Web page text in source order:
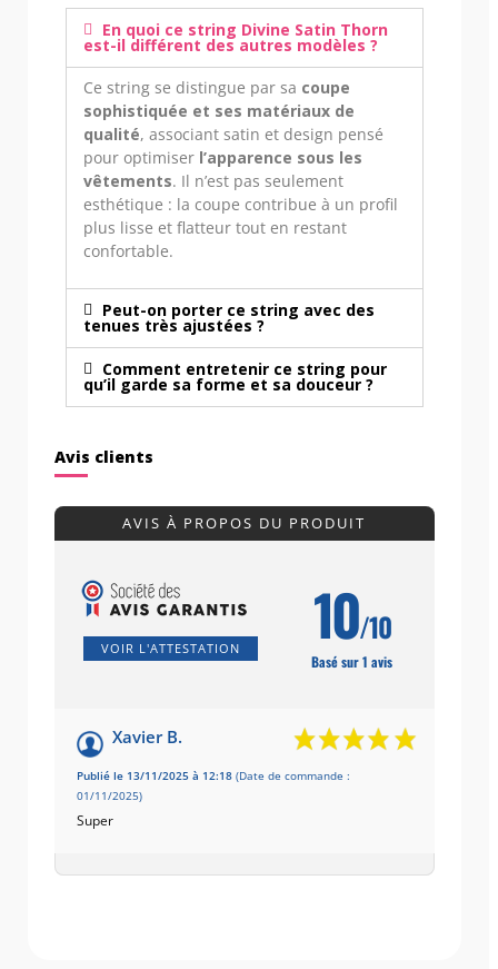
En quoi ce string Divine Satin Thorn
est-il différent des autres modèles ?
Ce string se distingue par sa coupe
sophistiquée et ses matériaux de
qualité, associant satin et design pensé
pour optimiser l’apparence sous les
vêtements. Il n’est pas seulement
esthétique : la coupe contribue à un profil
plus lisse et flatteur tout en restant
confortable.
Peut-on porter ce string avec des
tenues très ajustées ?
Comment entretenir ce string pour
qu’il garde sa forme et sa douceur ?
Avis clients
AVIS À PROPOS DU PRODUIT
VOIR L'ATTESTATION 10/10
Basé sur 1 avis
Xavier B.
Publié le 13/11/2025 à 12:18 (Date de commande :
01/11/2025)
Super